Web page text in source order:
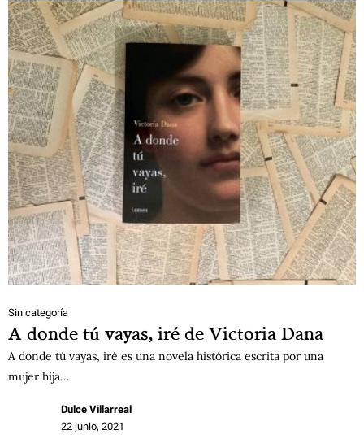
Sin categoría
A donde tú vayas, iré de Victoria Dana
A donde tú vayas, iré es una novela histórica escrita por una
mujer hija…
Dulce Villarreal
22 junio, 2021